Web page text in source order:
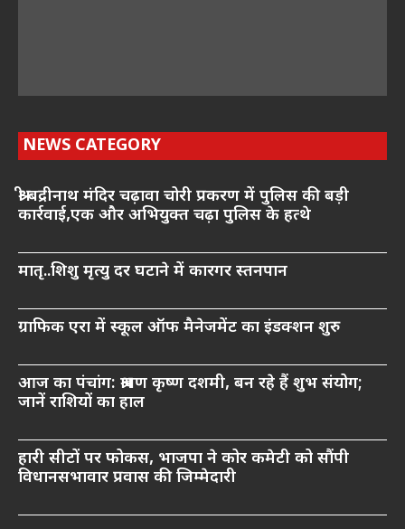
NEWS CATEGORY
श्री बद्रीनाथ मंदिर चढ़ावा चोरी प्रकरण में पुलिस की बड़ी
कार्रवाई,एक और अभियुक्त चढ़ा पुलिस के हत्थे
मातृ..शिशु मृत्यु दर घटाने में कारगर स्तनपान
ग्राफिक एरा में स्कूल ऑफ मैनेजमेंट का इंडक्शन शुरु
आज का पंचांग: श्रावण कृष्ण दशमी, बन रहे हैं शुभ संयोग;
जानें राशियों का हाल
हारी सीटों पर फोकस, भाजपा ने कोर कमेटी को सौंपी
विधानसभावार प्रवास की जिम्मेदारी